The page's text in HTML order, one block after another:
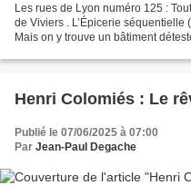
Les rues de Lyon numéro 125 :
de Viviers . L’Épicerie
Mais on y trouve un bâtiment
Henri Colomiés : Le
Publié le 07/06/2025 à 07:00
Par Jean-Paul Degache